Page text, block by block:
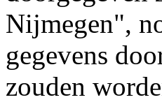
Nijmegen",
gegevens
zouden